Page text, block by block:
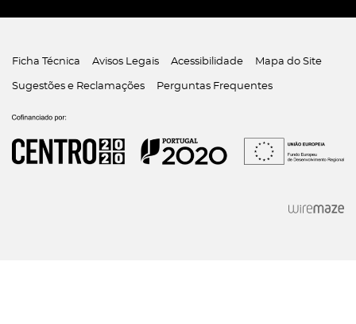
Ficha Técnica Avisos Legais Acessibilidade Mapa do Site
Sugestões e Reclamações Perguntas Frequentes